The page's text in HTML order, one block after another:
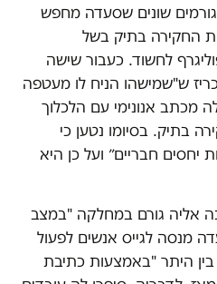
שונים שסעדה מחפש
החקירה בתיק בשל
לחשוד. כעבור שישה
ש"שמישהו הניח לו מעטפה
מכתב אנונימי עם הלכלוך
בתיק. בסיומו נטען כי
חבריים״ ועל כן היא
אליה גורם במחלקה "במצב
מנסה לגייס אנשים לפעול
היתר "באמצעות כתיבת